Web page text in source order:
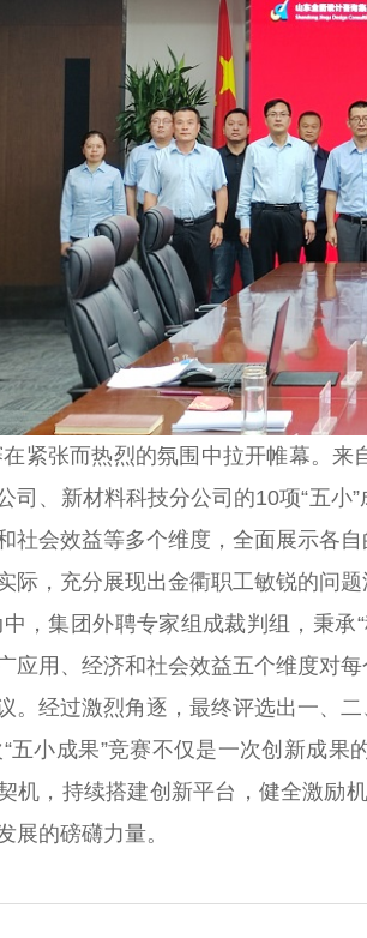
紧张而热烈的氛围中拉开帷幕。
司、新材料科技分公司的10项“五小
社会效益等多个维度，全面展示各
际，充分展现出金衢职工敏锐的问
，集团外聘专家组成裁判组，秉承
应用、经济和社会效益五个维度对
。经过激烈角逐，最终评选出一、二
五小成果”竞赛不仅是一次创新成
机，持续搭建创新平台，健全激励
展的磅礴力量。